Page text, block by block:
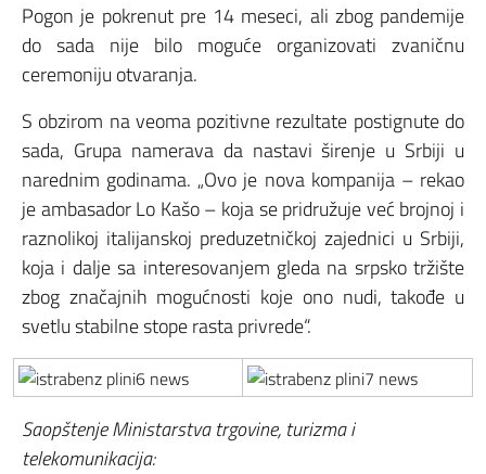
Pogon je pokrenut pre 14 meseci, ali zbog pandemije
do sada nije bilo moguće organizovati zvaničnu
ceremoniju otvaranja.
S obzirom na veoma pozitivne rezultate postignute do
sada, Grupa namerava da nastavi širenje u Srbiji u
narednim godinama. „Ovo je nova kompanija – rekao
je ambasador Lo Kašo – koja se pridružuje već brojnoj i
raznolikoj italijanskoj preduzetničkoj zajednici u Srbiji,
koja i dalje sa interesovanjem gleda na srpsko tržište
zbog značajnih mogućnosti koje ono nudi, takođe u
svetlu stabilne stope rasta privrede“.
Saopštenje Ministarstva trgovine, turizma i
telekomunikacija: